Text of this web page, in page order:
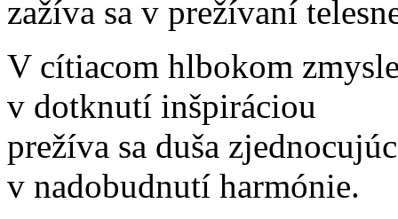
zažíva sa v prežívaní
V cítiacom hlbokom
v dotknutí inšpiráciou
prežíva sa duša zjednocujúc
v nadobudnutí harmónie.